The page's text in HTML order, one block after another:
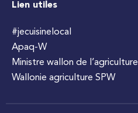
Lien utiles
#jecuisinelocal
Apaq-W
Ministre wallon de l’agriculture
Wallonie agriculture SPW